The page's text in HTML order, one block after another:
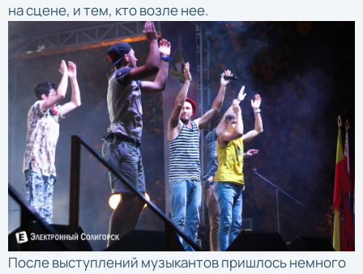
на сцене, и тем, кто возле нее.
После выступлений музыкантов пришлось немного